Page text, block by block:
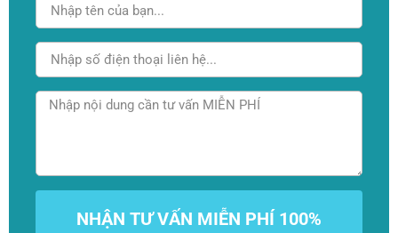
NHẬN TƯ VẤN MIỄN PHÍ 100%